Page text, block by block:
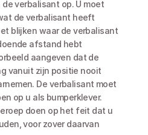
verbalisant op. U moet
de verbalisant heeft
blijken waar de verbalisant
afstand hebt
aangeven dat de
vanuit zijn positie nooit
De verbalisant moet
op u als bumperklever.
doen op het feit dat u
voor zover daarvan